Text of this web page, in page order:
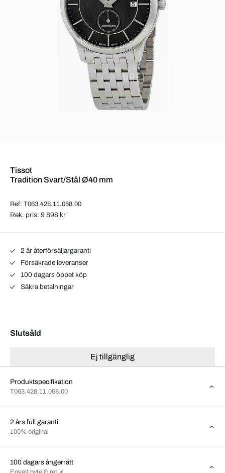
Tissot
Tradition Svart/Stål Ø40 mm
Ref: T063.428.11.058.00
Rek. pris: 9 898 kr
2 år återförsäljargaranti
Försäkrade leveranser
100 dagars öppet köp
Säkra betalningar
Slutsåld
Ej tillgänglig
Produktspecifikation
T063.428.11.058.00
2 års full garanti
100% original
100 dagars ångerrätt